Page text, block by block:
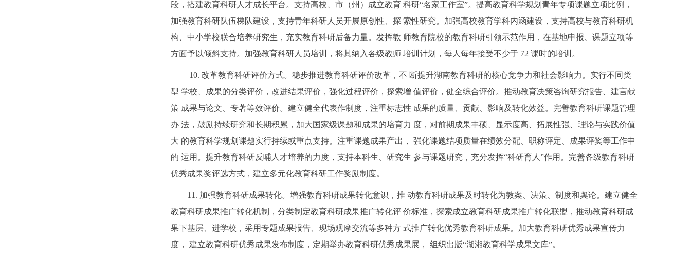
段，搭建教育科研人才成长平台。支持高校、市（州）成立教育 科研“名家工作室”。提高教育科学规划青年专项课题立项比例，
加强教育科研队伍梯队建设，支持青年科研人员开展原创性、探 索性研究。加强高校教育学科内涵建设，支持高校与教育科研机
构、中小学校联合培养研究生，充实教育科研后备力量。发挥教 师教育院校的教育科研引领示范作用，在基地申报、课题立项等
方面予以倾斜支持。加强教育科研人员培训，将其纳入各级教师 培训计划，每人每年接受不少于 72 课时的培训。
10. 改革教育科研评价方式。稳步推进教育科研评价改革，不 断提升湖南教育科研的核心竞争力和社会影响力。实行不同类
型 学校、成果的分类评价，改进结果评价，强化过程评价，探索增 值评价，健全综合评价。推动教育决策咨询研究报告、建言献
策 成果与论文、专著等效评价。建立健全代表作制度，注重标志性 成果的质量、贡献、影响及转化效益。完善教育科研课题管理
办 法，鼓励持续研究和长期积累，加大国家级课题和成果的培育力 度，对前期成果丰硕、显示度高、拓展性强、理论与实践价值
大 的教育科学规划课题实行持续或重点支持。注重课题成果产出， 强化课题结项质量在绩效分配、职称评定、成果评奖等工作中
的 运用。提升教育科研反哺人才培养的力度，支持本科生、研究生 参与课题研究，充分发挥“科研育人”作用。完善各级教育科研
优秀成果奖评选方式，建立多元化教育科研工作奖励制度。
11. 加强教育科研成果转化。增强教育科研成果转化意识，推 动教育科研成果及时转化为教案、决策、制度和舆论。建立健全
教育科研成果推广转化机制，分类制定教育科研成果推广转化评 价标准，探索成立教育科研成果推广转化联盟，推动教育科研成
果下基层、进学校，采用专题成果报告、现场观摩交流等多种方 式推广转化优秀教育科研成果。加大教育科研优秀成果宣传力
度， 建立教育科研优秀成果发布制度，定期举办教育科研优秀成果展， 组织出版“湖湘教育科学成果文库”。